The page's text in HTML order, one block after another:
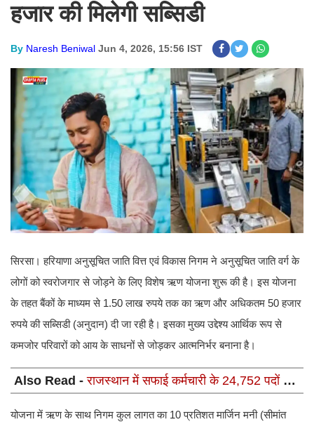
हजार की मिलेगी सब्सिडी
By Naresh Beniwal Jun 4, 2026, 15:56 IST
सिरसा। हरियाणा अनुसूचित जाति वित्त एवं विकास निगम ने अनुसूचित जाति वर्ग के
लोगों को स्वरोजगार से जोड़ने के लिए विशेष ऋण योजना शुरू की है। इस योजना
के तहत बैंकों के माध्यम से 1.50 लाख रुपये तक का ऋण और अधिकतम 50 हजार
रुपये की सब्सिडी (अनुदान) दी जा रही है। इसका मुख्य उद्देश्य आर्थिक रूप से
कमजोर परिवारों को आय के साधनों से जोड़कर आत्मनिर्भर बनाना है।
Also Read -राजस्थान में सफाई कर्मचारी के 24,752 पदों पर
निकली भर्ती, न परीक्षा न इंटरव्यू सीधे मिलेगी नौकरी
योजना में ऋण के साथ निगम कुल लागत का 10 प्रतिशत मार्जिन मनी (सीमांत